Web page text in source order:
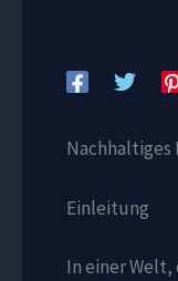
Einleitung
In einer